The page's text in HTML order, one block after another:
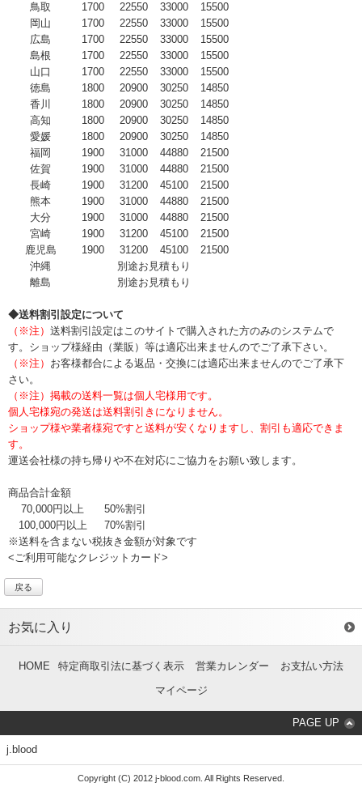
鳥取
1700 22550 33000
15500
岡山
1700 22550 33000
15500
広島
1700 22550 33000
15500
島根
1700 22550 33000
15500
山口
1700 22550 33000
15500
徳島
1800 20900 30250
14850
香川
1800 20900 30250
14850
高知
1800 20900 30250
14850
愛媛
1800 20900 30250
14850
福岡
1900 31000 44880
21500
佐賀
1900 31000 44880
21500
長崎
1900 31200 45100
21500
熊本
1900 31000 44880
21500
大分
1900 31000 44880
21500
宮崎
1900 31200 45100
21500
鹿児島
1900 31200 45100
21500
沖縄
別途お見積もり
離島
別途お見積もり
◆送料割引設定について
（※注） 送料割引設定はこのサイトで購入された方のみのシステムで
す。ショップ様経由（業販）等は適応出来ませんのでご了承下さい。
（※注） お客様都合による返品・交換には適応出来ませんのでご了承下
さい。
（※注）掲載の送料一覧は個人宅様用です。
個人宅様宛の発送は送料割引きになりません。
ショップ様や業者様宛ですと送料が安くなりますし、割引も適応できま
す。
運送会社様の持ち帰りや不在対応にご協力をお願い致します。
商品合計金額
70,000円以上
50%割引
100,000円以上
70%割引
※送料を含まない税抜き金額が対象です
<ご利用可能なクレジットカード>
戻る
お気に入り
HOME 特定商取引法に基づく表示 営業カレンダー
お支払い方法
マイページ
PAGE UP
j.blood
Copyright (C) 2012 j-blood.com. All Rights Reserved.